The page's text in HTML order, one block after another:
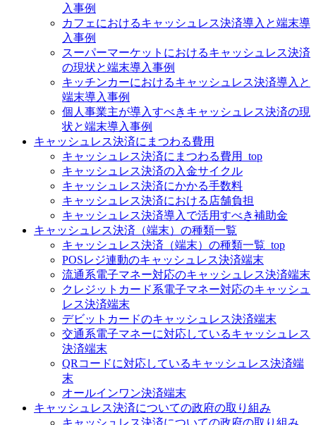
入事例
カフェにおけるキャッシュレス決済導入と端末導
入事例
スーパーマーケットにおけるキャッシュレス決済
の現状と端末導入事例
キッチンカーにおけるキャッシュレス決済導入と
端末導入事例
個人事業主が導入すべきキャッシュレス決済の現
状と端末導入事例
キャッシュレス決済にまつわる費用
キャッシュレス決済にまつわる費用_top
キャッシュレス決済の入金サイクル
キャッシュレス決済にかかる手数料
キャッシュレス決済における店舗負担
キャッシュレス決済導入で活用すべき補助金
キャッシュレス決済（端末）の種類一覧
キャッシュレス決済（端末）の種類一覧_top
POSレジ連動のキャッシュレス決済端末
流通系電子マネー対応のキャッシュレス決済端末
クレジットカード系電子マネー対応のキャッシュ
レス決済端末
デビットカードのキャッシュレス決済端末
交通系電子マネーに対応しているキャッシュレス
決済端末
QRコードに対応しているキャッシュレス決済端
末
オールインワン決済端末
キャッシュレス決済についての政府の取り組み
キャッシュレス決済についての政府の取り組み